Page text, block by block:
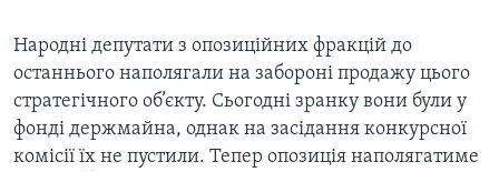
Народні депутати з опозиційних фракцій до
останнього наполягали на забороні продажу цього
стратегічного об’єкту. Сьогодні зранку вони були у
фонді держмайна, однак на засідання конкурсної
комісії їх не пустили. Тепер опозиція наполягатиме